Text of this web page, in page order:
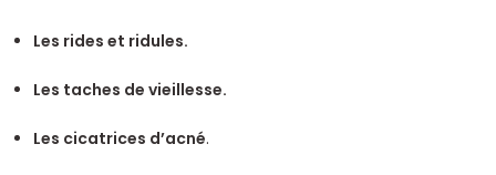
Les rides et ridules.
Les taches de vieillesse.
Les cicatrices d’acné.